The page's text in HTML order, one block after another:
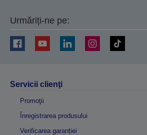
Urmăriți-ne pe:
Servicii clienţi
Promoţii
Înregistrarea produsului
Verificarea garanției